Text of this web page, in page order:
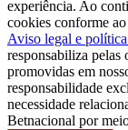
experiência. Ao
cookies conforme
Aviso legal e
responsabiliza pelas
promovidas em
responsabilidade
necessidade
Betnacional por